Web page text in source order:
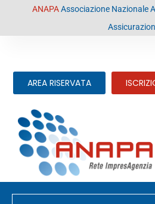
contenutoANAPAAssociazione Nazionale
AREA RISERVATA